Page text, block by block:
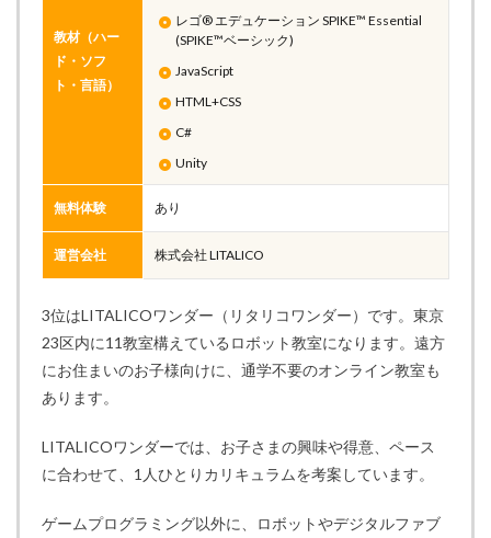
教材（ハー
ド・ソフ
ト・言語）
レゴ® エデュケーション SPIKE™ Essential
(SPIKE™ベーシック)
JavaScript
HTML+CSS
C#
Unity
無料体験 あり
運営会社 株式会社 LITALICO
3位はLITALICOワンダー（リタリコワンダー）です。東京
23区内に11教室構えているロボット教室になります。遠方
にお住まいのお子様向けに、通学不要のオンライン教室も
あります。
LITALICOワンダーでは、お子さまの興味や得意、ペース
に合わせて、1人ひとりカリキュラムを考案しています。
ゲームプログラミング以外に、ロボットやデジタルファブ